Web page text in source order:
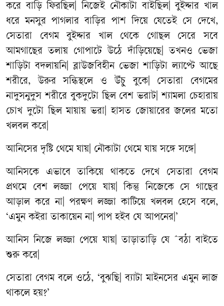
করে বাড়ি ফিরছিল|নিজেই নৌকাটা বাইছিল|বুইদ্দার খাল
ধরে মনসুর পাগলার বাড়ির পাশ দিয়ে যেতেই সে দেখে,
সেতারা
বেগম বুইদ্দার খাল থেকে গোছল সেরে
সবে
আমগাছের তলায় গোপাটে উঠে দাঁড়িয়েছে |তখনও
ভেজা
শাড়িটা বদলায়নি|ব্লাউজবিহীন ভেজা শাড়িটা ল্যাপ্টে আছে
শরীরে,উরুর সন্ধিস্থলে ও উঁচু বুকে| সেতারা
বেগমের
নাদুসনুদুস শরীরে বুকদুটো ছিল বেশ ভরাট |শ্যামলা চেহারায়
চোখ দুটো ছিল মায়ায় ভরা |হাসত জোয়ারের জলের মতো
খলবল করে
আনিসের দৃষ্টি থেমে যায়| নৌকাটা থেমে যায় সঙ্গে সঙ্গে
আনিসকে এভাবে তাকিয়ে থাকতে দেখে সেতারা
বেগম
প্রথমে
বেশ লজ্জা পেয়ে যায়|কিন্তু নিজেকে সে
গাছের
আড়াল করে না পরক্ষণ লজ্জা কাটিয়ে খলবল হেসে বলে,
‘এমুন কইরা তাকায়েন না পাপ হইব যে আপনের |’
আনিস নিজে লজ্জা পেয়ে যায়|তাড়াতাড়ি যেˆবঠা বাইতে
শুরু করে
সেতারা বেগম বলে ওঠে, ‘বুঝছি|ব্যাটা মাইনসের এমুন লাজ
থাকলে হয়?’